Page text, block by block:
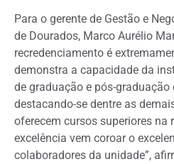
Para o gerente de Gestão e
de Dourados, Marco Aurélio
recredenciamento é
demonstra a capacidade da
de graduação e pós-
destacando-se dentre as
oferecem cursos superiores na
excelência vem coroar o
colaboradores da unidade”,